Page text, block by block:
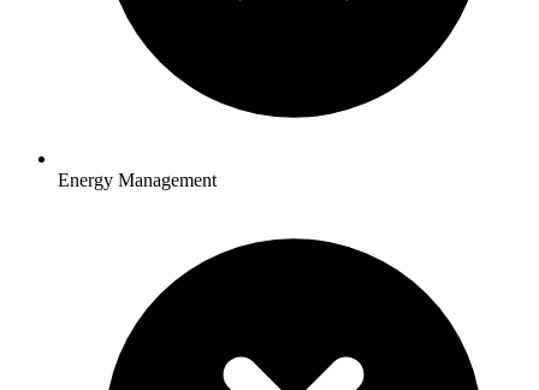
Energy Management